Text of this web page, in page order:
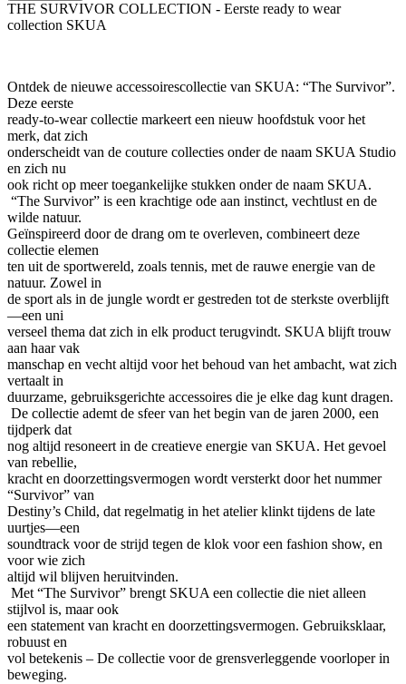
THE SURVIVOR COLLECTION - Eerste ready to wear
collection SKUA
Ontdek de nieuwe accessoirescollectie van SKUA: “The Survivor”.
Deze eerste
ready-to-wear collectie markeert een nieuw hoofdstuk voor het
merk, dat zich
onderscheidt van de couture collecties onder de naam SKUA Studio
en zich nu
ook richt op meer toegankelijke stukken onder de naam SKUA.
“The Survivor” is een krachtige ode aan instinct, vechtlust en de
wilde natuur.
Geïnspireerd door de drang om te overleven, combineert deze
collectie elemen
ten uit de sportwereld, zoals tennis, met de rauwe energie van de
natuur. Zowel in
de sport als in de jungle wordt er gestreden tot de sterkste overblijft
—een uni
verseel thema dat zich in elk product terugvindt. SKUA blijft trouw
aan haar vak
manschap en vecht altijd voor het behoud van het ambacht, wat zich
vertaalt in
duurzame, gebruiksgerichte accessoires die je elke dag kunt dragen.
De collectie ademt de sfeer van het begin van de jaren 2000, een
tijdperk dat
nog altijd resoneert in de creatieve energie van SKUA. Het gevoel
van rebellie,
kracht en doorzettingsvermogen wordt versterkt door het nummer
“Survivor” van
Destiny’s Child, dat regelmatig in het atelier klinkt tijdens de late
uurtjes—een
soundtrack voor de strijd tegen de klok voor een fashion show, en
voor wie zich
altijd wil blijven heruitvinden.
Met “The Survivor” brengt SKUA een collectie die niet alleen
stijlvol is, maar ook
een statement van kracht en doorzettingsvermogen. Gebruiksklaar,
robuust en
vol betekenis – De collectie voor de grensverleggende voorloper in
beweging.